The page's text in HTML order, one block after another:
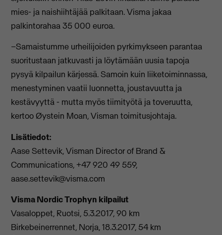
mies- ja naishiihtäjää palkitaan. Visma jakaa
palkintorahaa 35 000 euroa.
–Samaistumme urheilijoiden pyrkimykseen parantaa
suoritustaan jatkuvasti ja löytämään uusia tapoja
pysyä kilpailun kärjessä. Samoin kuin liiketoiminnassa,
menestyminen vaatii luonnetta, joustavuutta ja
kestävyyttä - mutta myös tiimityötä ja toveruutta,
kertoo Øystein Moan, Visman toimitusjohtaja.
Lisätiedot:
Aase Settevik, Visman Director of Brand &
Communications, +47 920 49 559,
aase.settevik@visma.com
Visma Nordic Trophyn kilpailut
Vasaloppet, Ruotsi, 5.3.2017, 90 km
Birkebeinerrennet, Norja, 18.3.2017, 54 km